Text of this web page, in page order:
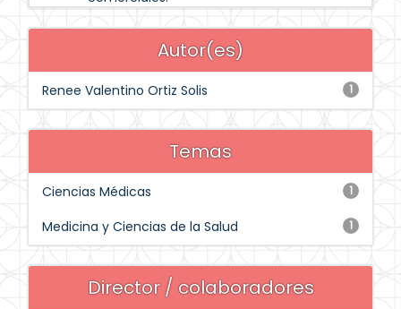
Autor(es)
1
Renee Valentino Ortiz Solis
Temas
1
Ciencias Médicas
1
Medicina y Ciencias de la Salud
Director / colaboradores